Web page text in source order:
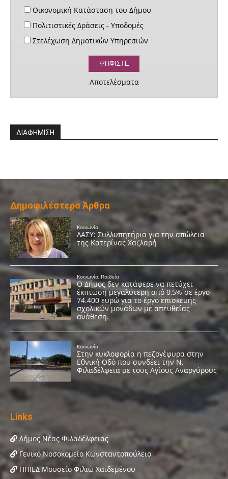
Οικονομική Κατάσταση του Δήμου
Πολιτιστικές Δράσεις - Υποδομές
Στελέχωση Δημοτικών Υπηρεσιών
Αποτελέσματα
ΔΙΑΦΗΜΙΣΗ
Δημοφιλέστερα Άρθρα
Links
Δήμος Νέας Φιλαδέλφειας
Γενικό Νοσοκομείο Κωνσταντοπούλειο
ΠΠΙΕΔ Μουσείο Φιλιώ Χαϊδεμένου